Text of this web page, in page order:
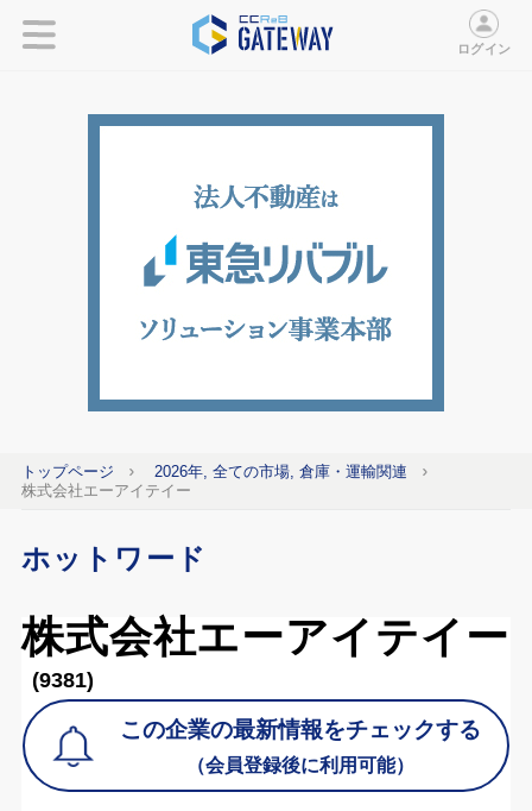
ログイン
トップページ
2026年, 全ての市場, 倉庫・運輸関連
株式会社エーアイテイー
ホットワード
株式会社エーアイテイー
(9381)
この企業の最新情報をチェックする
（会員登録後に利用可能）